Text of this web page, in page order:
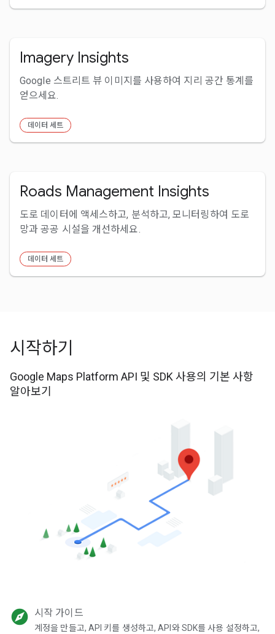
Imagery Insights
Google 스트리트 뷰 이미지를 사용하여 지리 공간 통계를
얻으세요.
데이터 세트
Roads Management Insights
도로 데이터에 액세스하고, 분석하고, 모니터링하여 도로
망과 공공 시설을 개선하세요.
데이터 세트
시작하기
Google Maps Platform API 및 SDK 사용의 기본 사항
알아보기
explore 시작 가이드
계정을 만들고, API 키를 생성하고, API와 SDK를 사용 설정하고,